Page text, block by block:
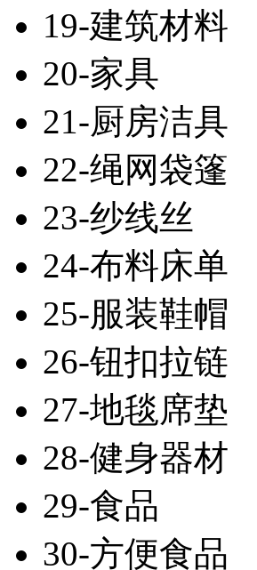
19-建筑材料
20-家具
21-厨房洁具
22-绳网袋篷
23-纱线丝
24-布料床单
25-服装鞋帽
26-钮扣拉链
27-地毯席垫
28-健身器材
29-食品
30-方便食品